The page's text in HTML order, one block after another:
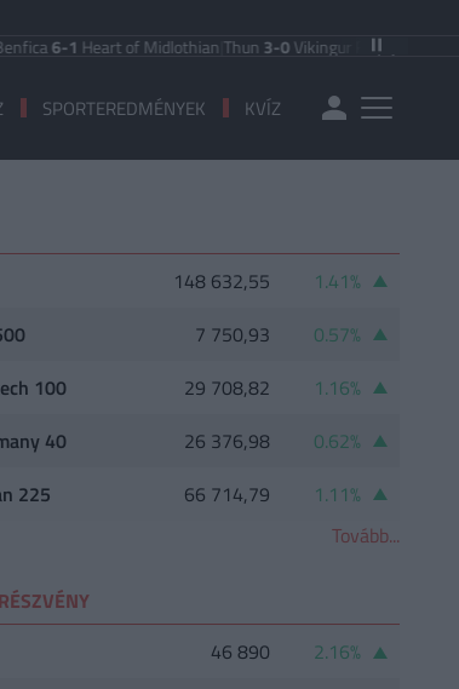
6-1Heart of Midlothian|Thun3-0Vikingur Reykjavik|
SPORTEREDMÉNYEK KVÍZ
148 632,55
1.41%
7 750,93
0.57%
100
29 708,82
1.16%
40
26 376,98
0.62%
225
66 714,79
1.11%
Tovább...
46 890
2.16%